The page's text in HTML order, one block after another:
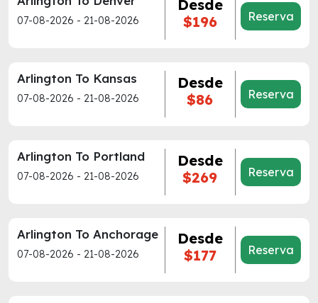
07-08-2026 - 21-08-2026
Desde
$196
Reserva
Arlington To Kansas
07-08-2026 - 21-08-2026
Desde
$86
Reserva
Arlington To Portland
07-08-2026 - 21-08-2026
Desde
$269
Reserva
Arlington To Anchorage
07-08-2026 - 21-08-2026
Desde
$177
Reserva